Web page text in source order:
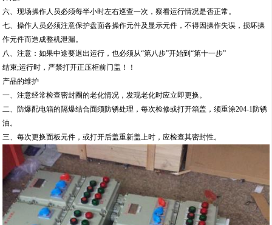
六、现场操作人员必须每半小时左右巡查一次，察看运行情况是否正常。
七、操作人员必须注意保护盘面各操作元件及显示元件，不得因操作失误，损坏操
作元件而造成整机泄漏。
八、注意：如果中途要退出运行，也必须从“第八步”开始到“第十一步”
结束;运行时，严禁打开正压柜前门盖！！
产品的维护
一、注意经常检查密封圈的老化情况，发现老化时应立即更换。
二、防爆配电箱的隔爆结合面须防锈处理，每次检修或打开箱盖，须重涂204-1防锈
油。
三、每次更换面板元件，或打开后盖重新盖上时，应检查其密封性。